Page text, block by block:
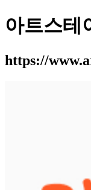
아트스테
https://